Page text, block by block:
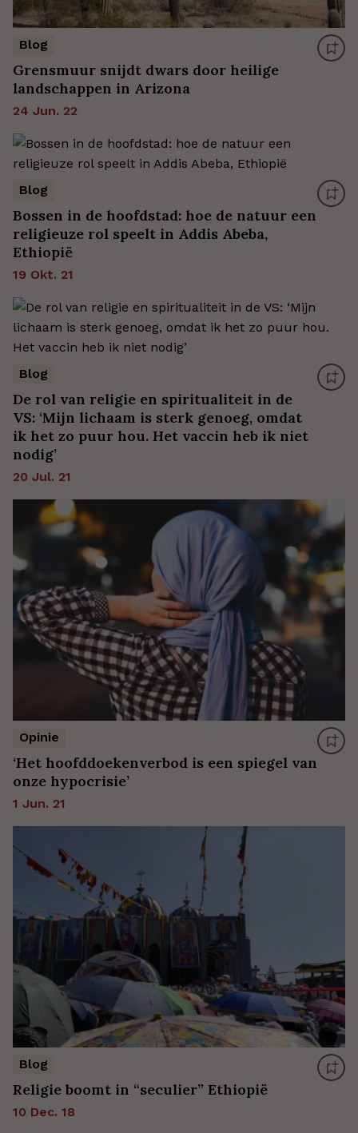
Blog
Grensmuur snijdt dwars door heilige
landschappen in Arizona
24 Jun. 22
Blog
Bossen in de hoofdstad: hoe de natuur een
religieuze rol speelt in Addis Abeba,
Ethiopië
19 Okt. 21
Blog
De rol van religie en spiritualiteit in de
VS: ‘Mijn lichaam is sterk genoeg, omdat
ik het zo puur hou. Het vaccin heb ik niet
nodig’
20 Jul. 21
Opinie
‘Het hoofddoekenverbod is een spiegel van
onze hypocrisie’
1 Jun. 21
Blog
Religie boomt in “seculier” Ethiopië
10 Dec. 18